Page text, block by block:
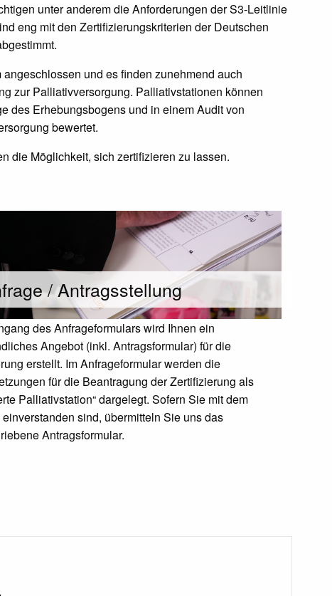
unter anderem die Anforderungen der S3-Leitlinie
eng mit den Zertifizierungskriterien der Deutschen
und es finden zunehmend auch
zur Palliativversorgung. Palliativstationen können
des Erhebungsbogens und in einem Audit von
bewertet.
die Möglichkeit, sich zertifizieren zu lassen.
/ Antragsstellung
des Anfrageformulars wird Ihnen ein
Angebot (inkl. Antragsformular) für die
erstellt. Im Anfrageformular werden die
für die Beantragung der Zertifizierung als
Palliativstation“ dargelegt. Sofern Sie mit dem
sind, übermitteln Sie uns das
Antragsformular.